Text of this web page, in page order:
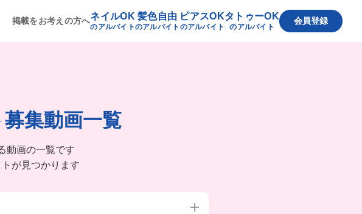
掲載をお考えの方へネイルOK
のアルバイト
髪色自由
のアルバイト
ピアスOK
のアルバイト
タトゥーOK
のアルバイト
会員登録
集動画一覧
動画の一覧です
が見つかります